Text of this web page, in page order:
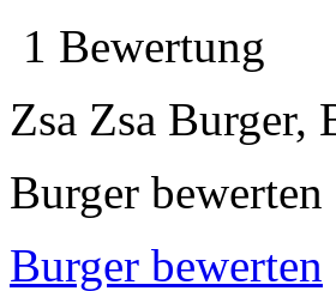
1 Bewertung
Zsa Zsa Burger,
Burger bewerten
Burger bewerten